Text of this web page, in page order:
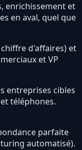
enrichissement et
en aval, quel que
d'affaires) et
et VP
entreprises cibles
téléphones.
parfaite
automatisé).